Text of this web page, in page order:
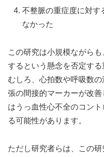
不整脈の重症度に対す
なかった
この研究は小規模ながら
するという懸念を否定する
むしろ、心拍数や呼吸数
張の間接的マーカーが改
はうっ血性心不全のコン
る可能性があります。
ただし研究者らは、この